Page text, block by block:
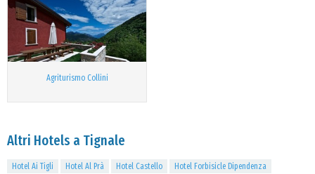
Agriturismo Collini
Altri Hotels a Tignale
Hotel Ai Tigli Hotel Al Prà Hotel Castello Hotel Forbisicle Dipendenza